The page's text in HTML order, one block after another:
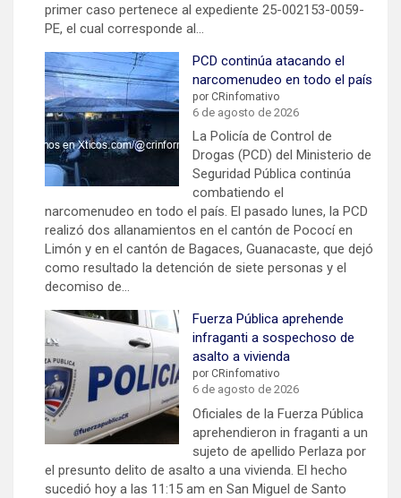
primer caso pertenece al expediente 25-002153-0059-
PE, el cual corresponde al…
PCD continúa atacando el
narcomenudeo en todo el país
por CRinfomativo
6 de agosto de 2026
La Policía de Control de
Drogas (PCD) del Ministerio de
Seguridad Pública continúa
combatiendo el
narcomenudeo en todo el país. El pasado lunes, la PCD
realizó dos allanamientos en el cantón de Pococí en
Limón y en el cantón de Bagaces, Guanacaste, que dejó
como resultado la detención de siete personas y el
decomiso de…
Fuerza Pública aprehende
infraganti a sospechoso de
asalto a vivienda
por CRinfomativo
6 de agosto de 2026
Oficiales de la Fuerza Pública
aprehendieron in fraganti a un
sujeto de apellido Perlaza por
el presunto delito de asalto a una vivienda. El hecho
sucedió hoy a las 11:15 am en San Miguel de Santo